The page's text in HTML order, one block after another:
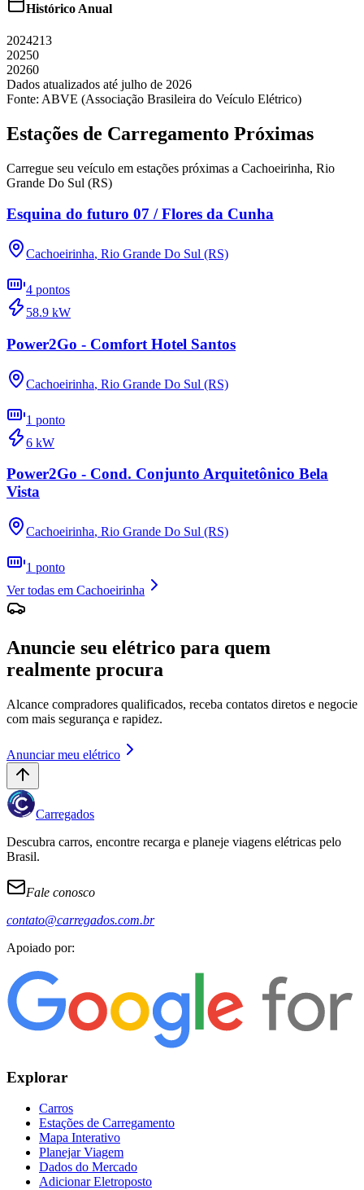
Histórico Anual
2024213
20250
20260
Dados atualizados até julho de 2026
Fonte: ABVE (Associação Brasileira do Veículo Elétrico)
Estações de Carregamento Próximas
Carregue seu veículo em estações próximas a Cachoeirinha, Rio
Grande Do Sul (RS)
Esquina do futuro 07 / Flores da Cunha
Cachoeirinha, Rio Grande Do Sul (RS)
4 pontos
58.9 kW
Power2Go - Comfort Hotel Santos
Cachoeirinha, Rio Grande Do Sul (RS)
1 ponto
6 kW
Power2Go - Cond. Conjunto Arquitetônico Bela
Vista
Cachoeirinha, Rio Grande Do Sul (RS)
1 ponto
Ver todas em Cachoeirinha
Anuncie seu elétrico para quem
realmente procura
Alcance compradores qualificados, receba contatos diretos e negocie
com mais segurança e rapidez.
Anunciar meu elétrico
Carregados
Descubra carros, encontre recarga e planeje viagens elétricas pelo
Brasil.
Fale conosco
contato@carregados.com.br
Apoiado por:
Explorar
Carros
Estações de Carregamento
Mapa Interativo
Planejar Viagem
Dados do Mercado
Adicionar Eletroposto